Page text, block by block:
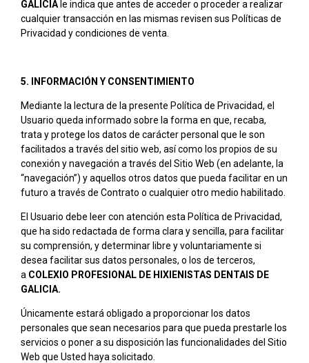
GALICIA le indica que antes de acceder o proceder a realizar
cualquier transacción en las mismas revisen sus Políticas de
Privacidad y condiciones de venta.
5. INFORMACIÓN Y CONSENTIMIENTO
Mediante la lectura de la presente Política de Privacidad, el
Usuario queda informado sobre la forma en que, recaba,
trata y protege los datos de carácter personal que le son
facilitados a través del sitio web, así como los propios de su
conexión y navegación a través del Sitio Web (en adelante, la
“navegación”) y aquellos otros datos que pueda facilitar en un
futuro a través de Contrato o cualquier otro medio habilitado.
El Usuario debe leer con atención esta Política de Privacidad,
que ha sido redactada de forma clara y sencilla, para facilitar
su comprensión, y determinar libre y voluntariamente si
desea facilitar sus datos personales, o los de terceros,
a COLEXIO PROFESIONAL DE HIXIENISTAS DENTAIS DE
GALICIA.
Únicamente estará obligado a proporcionar los datos
personales que sean necesarios para que pueda prestarle los
servicios o poner a su disposición las funcionalidades del Sitio
Web que Usted haya solicitado.